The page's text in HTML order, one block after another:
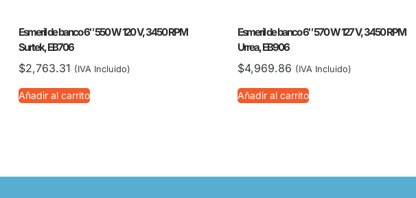
Esmeril de banco 6″ 550 W 120 V, 3450 RPM
Surtek, EB706
$2,763.31 (IVA Incluido)
Añadir al carrito
Esmeril de banco 6″ 570 W 127 V, 3450 RPM
Urrea, EB906
$4,969.86 (IVA Incluido)
Añadir al carrito